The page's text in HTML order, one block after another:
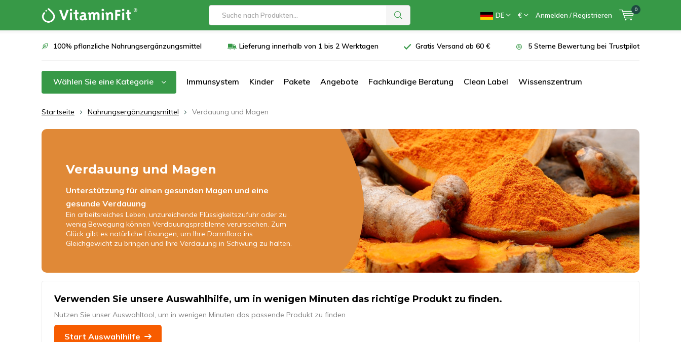
DE € Anmelden / Registrieren
0
100% pflanzliche Nahrungsergänzungsmittel Lieferung innerhalb von 1 bis 2 Werktagen Gratis Versand ab 60 € 5 Sterne Bewertung bei Trustpilot
Wählen Sie eine Kategorie Immunsystem Kinder Pakete Angebote Fachkundige Beratung Clean Label Wissenszentrum
Startseite Nahrungsergänzungsmittel Verdauung und Magen
Verdauung und Magen
Unterstützung für einen gesunden Magen und eine
gesunde Verdauung
Ein arbeitsreiches Leben, unzureichende Flüssigkeitszufuhr oder zu
wenig Bewegung können Verdauungsprobleme verursachen. Zum
Glück gibt es natürliche Lösungen, um Ihre Darmflora ins
Gleichgewicht zu bringen und Ihre Verdauung in Schwung zu halten.
Verwenden Sie unsere Auswahlhilfe, um in wenigen Minuten das richtige Produkt zu finden.
Nutzen Sie unser Auswahltool, um in wenigen Minuten das passende Produkt zu finden
Start Auswahlhilfe